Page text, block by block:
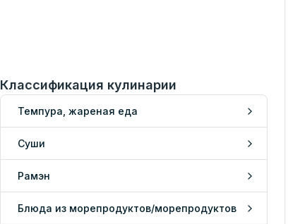
Классификация кулинарии
Темпура, жареная еда
Суши
Рамэн
Блюда из морепродуктов/морепродуктов